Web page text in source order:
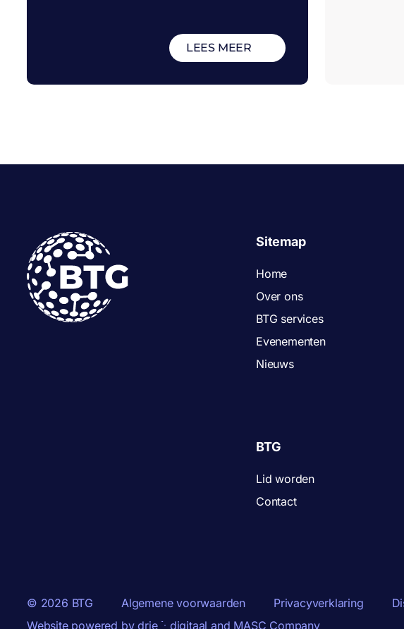
LEES MEER
Sitemap
Home
Over ons
BTG services
Evenementen
Nieuws
BTG
Lid worden
Contact
© 2026 BTG Algemene voorwaarden Privacyverklaring
Website powered bydrie ⴾ digitaal and MASC Company